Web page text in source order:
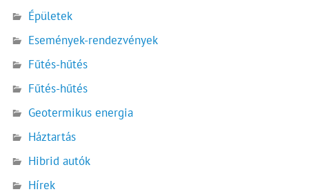
Épületek
Események-rendezvények
Fűtés-hűtés
Fűtés-hűtés
Geotermikus energia
Háztartás
Hibrid autók
Hírek